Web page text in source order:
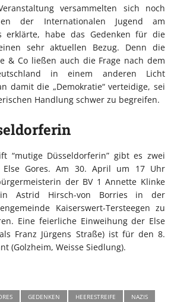
versammelten sich noch
der Internationalen Jugend am
erklärte, habe das Gedenken für die
sehr aktuellen Bezug. Denn die
& Co ließen auch die Frage nach dem
in einem anderen Licht
damit die „Demokratie“ verteidige, sei
Handlung schwer zu begreifen.
“mutige Düsseldorferin” gibt es zwei
Else Gores. Am 30. April um 17 Uhr
der BV 1 Annette Klinke
Astrid Hirsch-von Borries in der
Kaiserswert-Tersteegen zu
Eine feierliche Einweihung der Else
Franz Jürgens Straße) ist für den 8.
(Golzheim, Weisse Siedlung).
GEDENKEN HEERESTREIFE NAZIS